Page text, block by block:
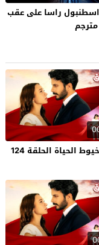
راسا على عقب
مسلسل خيوط الحياة الحلقة 124